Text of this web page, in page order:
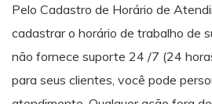
Pelo Cadastro de Horário de
cadastrar o horário de trabalho de
não fornece suporte 24 /7 (24
para seus clientes, você pode